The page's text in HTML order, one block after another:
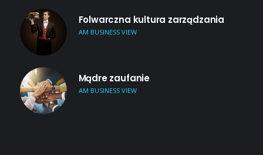
Folwarczna kultura zarządzania
AM BUSINESS VIEW
Mądre zaufanie
AM BUSINESS VIEW